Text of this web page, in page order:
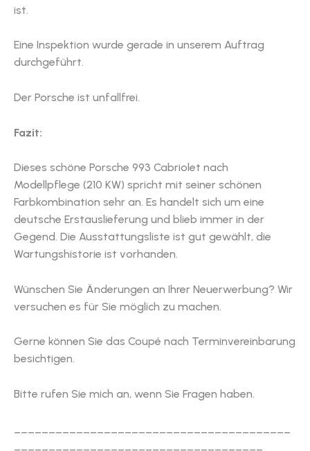
ist.
Eine Inspektion wurde gerade in unserem Auftrag
durchgeführt.
Der Porsche ist unfallfrei.
Fazit:
Dieses schöne Porsche 993 Cabriolet nach
Modellpflege (210 KW) spricht mit seiner schönen
Farbkombination sehr an. Es handelt sich um eine
deutsche Erstauslieferung und blieb immer in der
Gegend. Die Ausstattungsliste ist gut gewählt, die
Wartungshistorie ist vorhanden.
Wünschen Sie Änderungen an Ihrer Neuerwerbung? Wir
versuchen es für Sie möglich zu machen.
Gerne können Sie das Coupé nach Terminvereinbarung
besichtigen.
Bitte rufen Sie mich an, wenn Sie Fragen haben.